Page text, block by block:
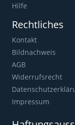
Hilfe
Rechtliches
Kontakt
Bildnachweis
AGB
Widerrufsrecht
Impressum